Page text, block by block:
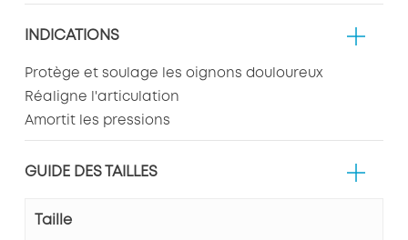
INDICATIONS
Protège et soulage les oignons douloureux
Réaligne l'articulation
Amortit les pressions
GUIDE DES TAILLES
Taille